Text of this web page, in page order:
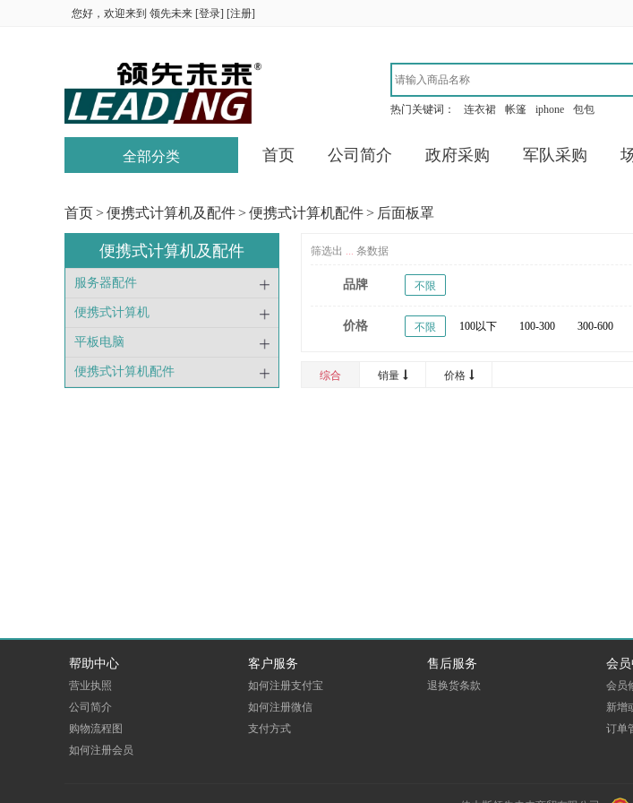
您好，欢迎来到 领先未来 [登录] [注册]
热门关键词： 连衣裙 帐篷 iphone 包包
首页 公司简介 政府采购 军队采购
全部分类
首页>便携式计算机及配件>便携式计算机配件> 后面板罩
便携式计算机及配件
服务器配件
便携式计算机
平板电脑
便携式计算机配件
筛选出 ... 条数据
品牌 不限
价格 不限 100以下 100-300 300-600
综合
销量 价格
帮助中心
营业执照
公司简介
购物流程图
如何注册会员
客户服务
如何注册支付宝
如何注册微信
支付方式
售后服务
退换货条款
会
会员
新增
订单